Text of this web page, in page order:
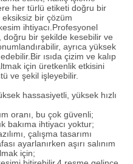
her türlü etiketi doğru bir
bir çözüm
ihtiyacı.Profesyonel
doğru bir şekilde kesebilir ve
ayrıca yüksek
ısıda çizim ve kalıp
için üretkenlik etkisini
ve şekil işleyebilir.
hassasiyetli, yüksek hızlı
oranı, bu çok güvenli;
bakıma ihtiyacı yoktur;
çalışma tasarımı
ayarlanırken aşırı salınım
için;